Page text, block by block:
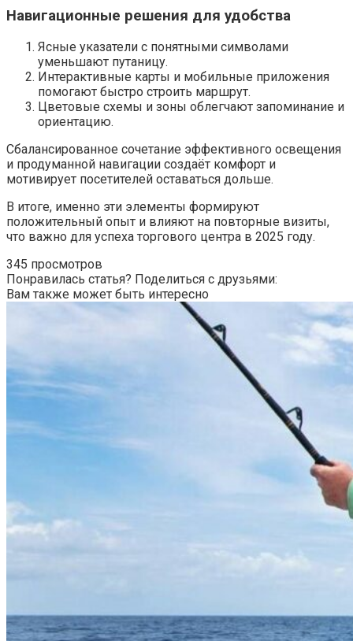
Навигационные решения для удобства
Ясные указатели с понятными символами
уменьшают путаницу.
Интерактивные карты и мобильные приложения
помогают быстро строить маршрут.
Цветовые схемы и зоны облегчают запоминание и
ориентацию.
Сбалансированное сочетание эффективного освещения
и продуманной навигации создаёт комфорт и
мотивирует посетителей оставаться дольше.
В итоге, именно эти элементы формируют
положительный опыт и влияют на повторные визиты,
что важно для успеха торгового центра в 2025 году.
345 просмотров
Понравилась статья? Поделиться с друзьями:
Вам также может быть интересно